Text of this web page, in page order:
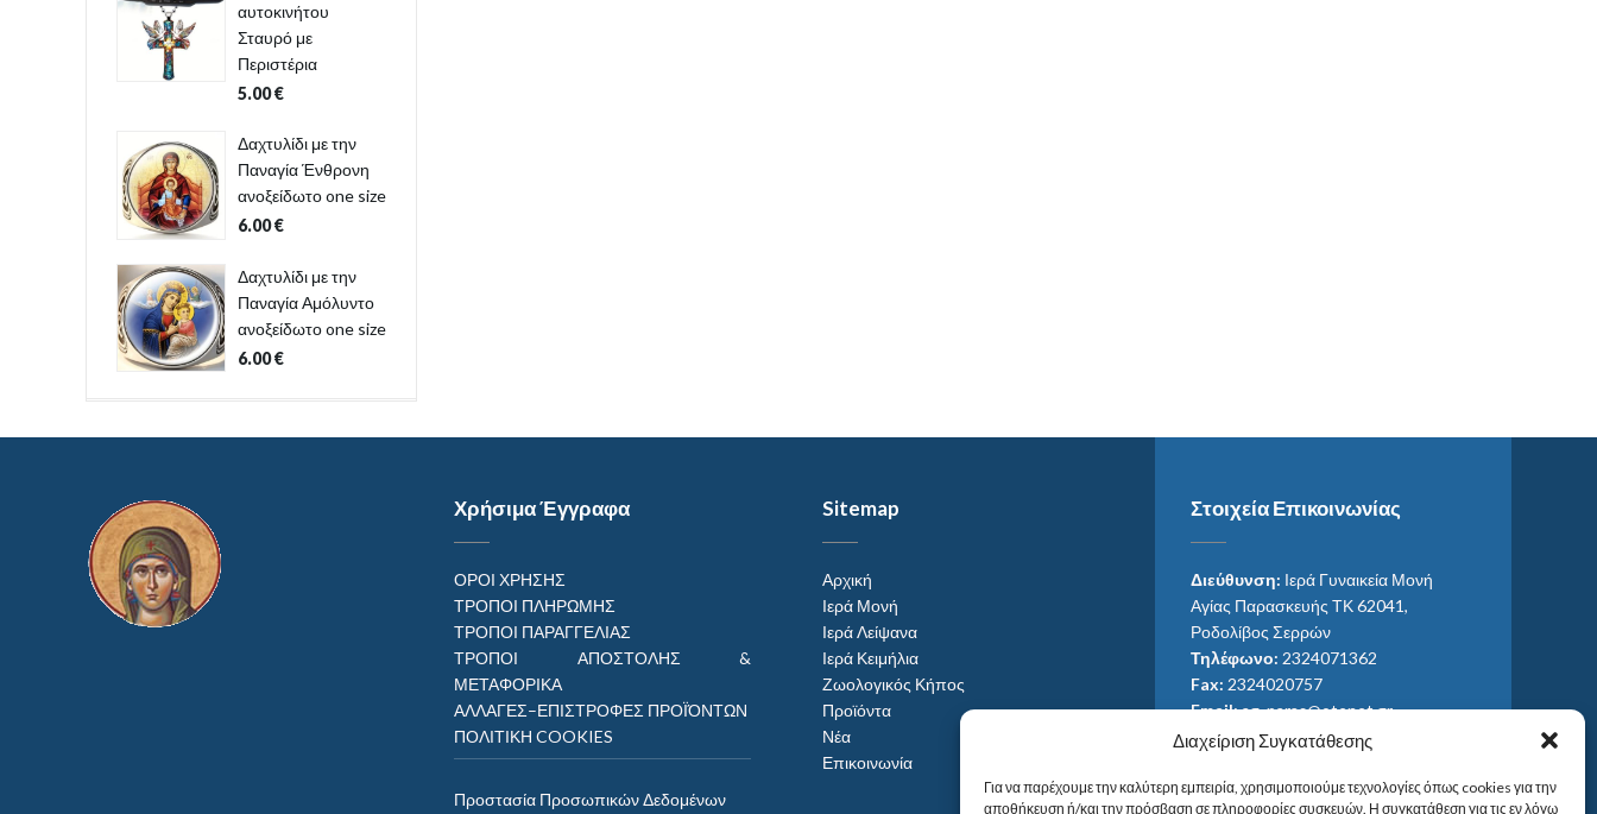
Διαχείριση Συγκατάθεσης
Για να παρέχουμε την καλύτερη εμπειρία, χρησιμοποιούμε τεχνολογίες όπως cookies για την
αποθήκευση ή/και την πρόσβαση σε πληροφορίες συσκευών. Η συγκατάθεση για τις εν λόγω
αυτοκινήτου
Σταυρό με
Περιστέρια
5.00€
Δαχτυλίδι με την
Παναγία Ένθρονη
ανοξείδωτο one size
6.00€
Δαχτυλίδι με την
Παναγία Αμόλυντο
ανοξείδωτο one size
6.00€
Χρήσιμα Έγγραφα
ΟΡΟΙ ΧΡΗΣΗΣ
ΤΡΟΠΟΙ ΠΛΗΡΩΜΗΣ
ΤΡΟΠΟΙ ΠΑΡΑΓΓΕΛΙΑΣ
ΤΡΟΠΟΙ ΑΠΟΣΤΟΛΗΣ &
ΜΕΤΑΦΟΡΙΚΑ
ΑΛΛΑΓΕΣ–ΕΠΙΣΤΡΟΦΕΣ ΠΡΟΪΌΝΤΩΝ
ΠΟΛΙΤΙΚΗ COOKIES
Προστασία Προσωπικών Δεδομένων
Sitemap
Αρχική
Ιερά Μονή
Ιερά Λείψανα
Ιερά Κειμήλια
Ζωολογικός Κήπος
Προϊόντα
Νέα
Επικοινωνία
Στοιχεία Επικοινωνίας
Διεύθυνση: Ιερά Γυναικεία Μονή
Αγίας Παρασκευής ΤΚ 62041,
Ροδολίβος Σερρών
Τηλέφωνο: 2324071362
Fax: 2324020757
Email:ag_paras@otenet.gr
Email:info@im-agparaskevis.gr
Από ανατολή έως και δύση του ηλίου.